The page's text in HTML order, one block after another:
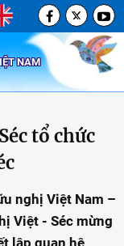
NAM
tổ chức
nghị Việt Nam –
Việt - Séc mừng
lập quan hệ